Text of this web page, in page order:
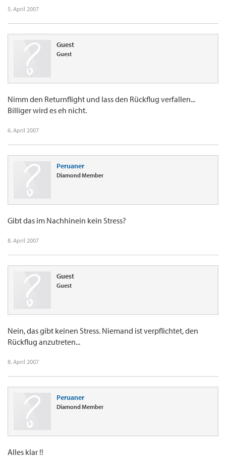
5. April 2007
Guest
Guest
Nimm den Returnflight und lass den Rückflug verfallen...
Billiger wird es eh nicht.
6. April 2007
Peruaner
Diamond Member
Gibt das im Nachhinein kein Stress?
8. April 2007
Guest
Guest
Nein, das gibt keinen Stress. Niemand ist verpflichtet, den
Rückflug anzutreten...
8. April 2007
Peruaner
Diamond Member
Alles klar !!